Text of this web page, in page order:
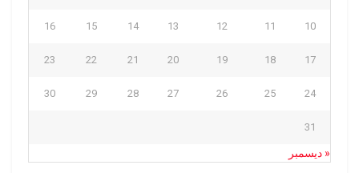
10
11
12
13
14
15
16
17
18
19
20
21
22
23
24
25
26
27
28
29
30
31
« ديسمبر